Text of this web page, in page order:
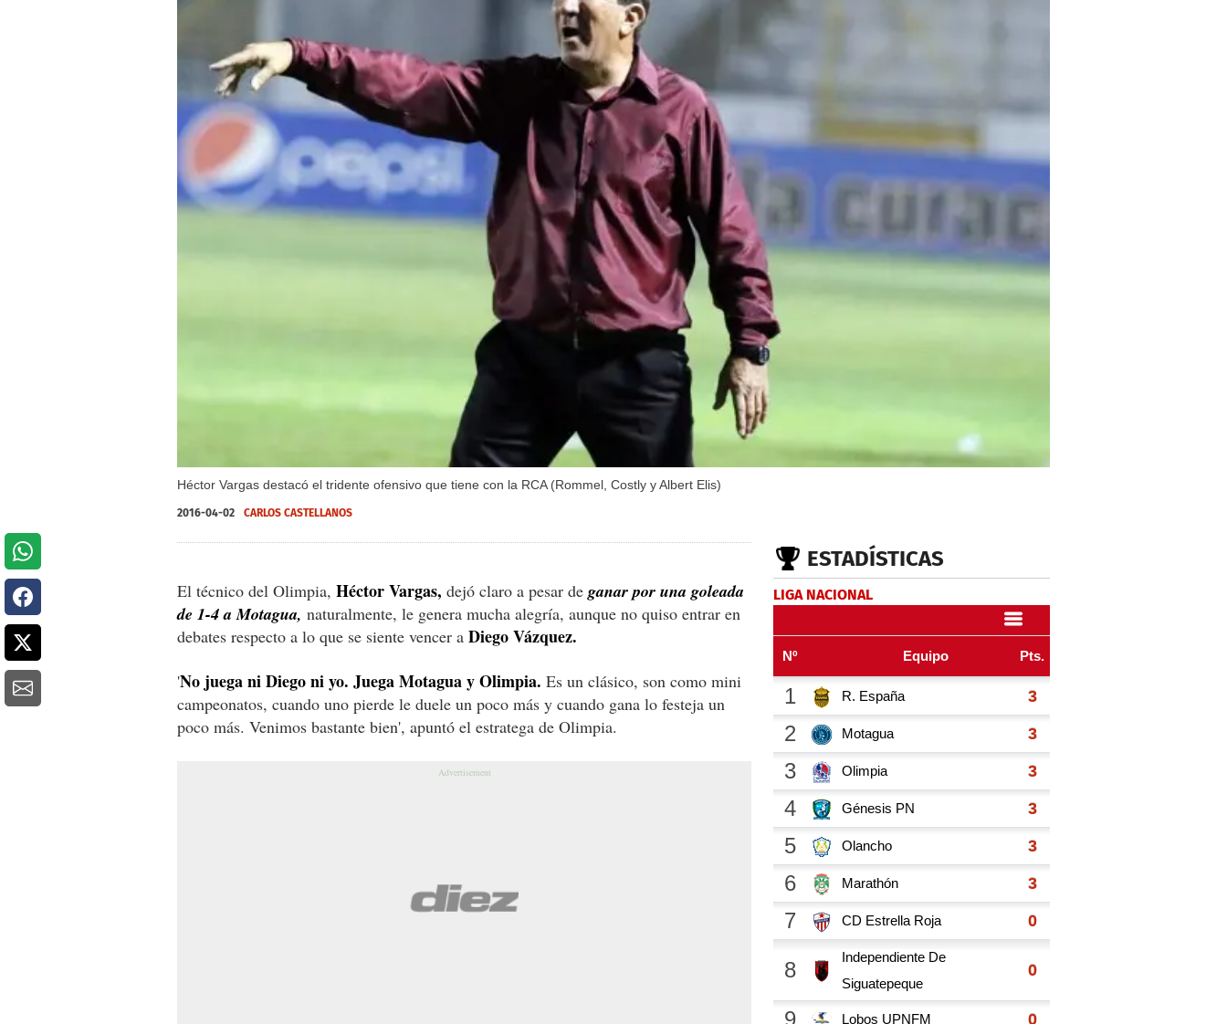
Héctor Vargas destacó el tridente ofensivo que tiene con la RCA (Rommel, Costly y Albert Elis)
2016-04-02 CARLOS CASTELLANOS
El técnico del Olimpia, Héctor Vargas, dejó claro a pesar de ganar por una goleada
de 1-4 a Motagua, naturalmente, le genera mucha alegría, aunque no quiso entrar en
debates respecto a lo que se siente vencer a Diego Vázquez.
'No juega ni Diego ni yo. Juega Motagua y Olimpia. Es un clásico, son como mini
campeonatos, cuando uno pierde le duele un poco más y cuando gana lo festeja un
poco más. Venimos bastante bien', apuntó el estratega de Olimpia.
ESTADÍSTICAS
LIGA NACIONAL